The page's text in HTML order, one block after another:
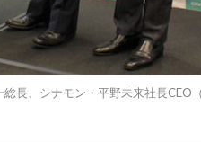
長、シナモン・平野未来社長CEO